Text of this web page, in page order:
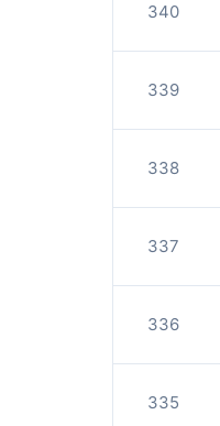
340
339
338
337
336
335